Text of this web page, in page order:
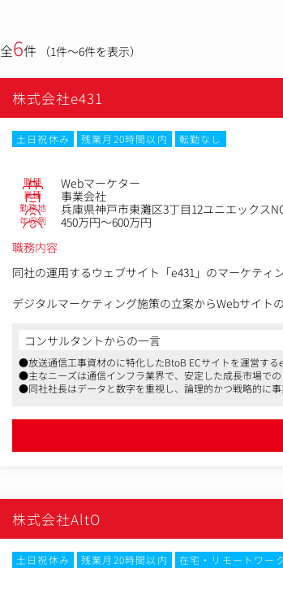
全6件 （1件～6件を表示）
株式会社e431
土日祝休み 残業月20時間以内
転勤なし
職種 Webマーケター
業種 事業会社
勤務地 兵庫県神戸市東灘区3丁目12ユニエックス
年収例
450万円～600万円
職務内容
同社の運用するウェブサイト「e431」のマーケティ
デジタルマーケティング施策の立案からWebサイト
会社の業績を左右する重要なポジションなため、
ます。
自ら考え、意見を発信いただける環境です。
への指示出し含む）
・サイトへの実装
└Webサイトの更新・運用 （CMSの設定/運用、軽
└メールマガジンの企画・制作・配信（配信システ
コンサルタントからの一言
●放送通信工事資材のに特化したBtoB ECサイトを運営する
●主なニーズは通信インフラ業界で、安定した成長市場で
●同社社長はデータと数字を重視し、論理的かつ戦略的に
株式会社AltO
土日祝休み 残業月20時間以内 在宅・リモートワー